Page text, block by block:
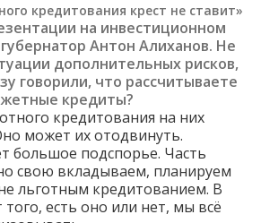
кредитования крест не ставит»
на инвестиционном
губернатор Антон Алиханов. Не
дополнительных рисков,
говорили, что рассчитываете
кредиты?
кредитования на них
может их отодвинуть.
большое подспорье. Часть
свою вкладываем, планируем
льготным кредитованием. В
есть оно или нет, мы всё